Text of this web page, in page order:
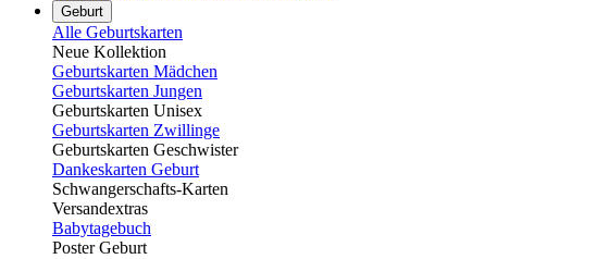
Geburt
Alle Geburtskarten
Neue Kollektion
Geburtskarten Mädchen
Geburtskarten Jungen
Geburtskarten Unisex
Geburtskarten Zwillinge
Geburtskarten Geschwister
Dankeskarten Geburt
Schwangerschafts-Karten
Versandextras
Babytagebuch
Poster Geburt